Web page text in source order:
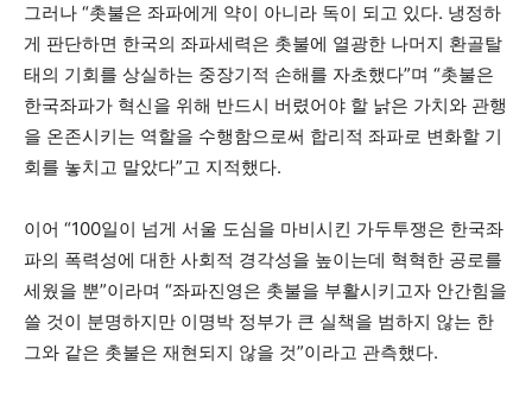
그러나 “촛불은 좌파에게 약이 아니라 독이 되고 있다. 냉정하
게 판단하면 한국의 좌파세력은 촛불에 열광한 나머지 환골탈
태의 기회를 상실하는 중장기적 손해를 자초했다”며 “촛불은
한국좌파가 혁신을 위해 반드시 버렸어야 할 낡은 가치와 관행
을 온존시키는 역할을 수행함으로써 합리적 좌파로 변화할 기
회를 놓치고 말았다”고 지적했다.
이어 “100일이 넘게 서울 도심을 마비시킨 가두투쟁은 한국좌
파의 폭력성에 대한 사회적 경각성을 높이는데 혁혁한 공로를
세웠을 뿐”이라며 “좌파진영은 촛불을 부활시키고자 안간힘을
쓸 것이 분명하지만 이명박 정부가 큰 실책을 범하지 않는 한
그와 같은 촛불은 재현되지 않을 것”이라고 관측했다.